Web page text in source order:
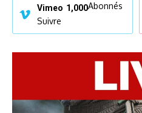
Vimeo 1,000Abonnés
Suivre